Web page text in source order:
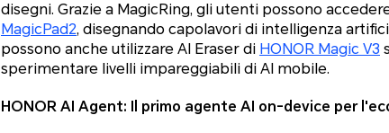
disegni. Grazie a MagicRing, gli utenti possono
MagicPad2, disegnando capolavori di intelligenza
possono anche utilizzare AI Eraser di HONOR Magic V3
sperimentare livelli impareggiabili di AI mobile.
HONOR AI Agent: Il primo agente AI on-device per